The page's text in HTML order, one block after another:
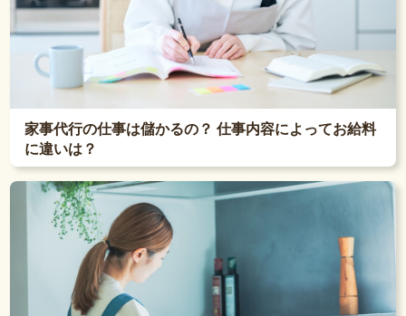
家事代行の仕事は儲かるの？ 仕事内容によってお給料
に違いは？